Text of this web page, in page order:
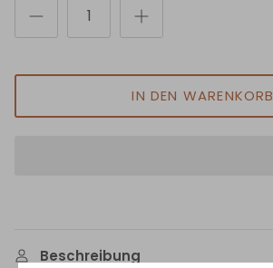
IN DEN WARENKORB
Beschreibung